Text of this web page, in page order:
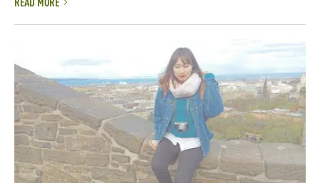
READ MORE